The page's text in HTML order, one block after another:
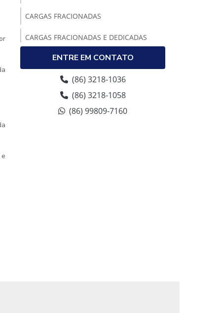
CARGAS FRACIONADAS
CARGAS FRACIONADAS E DEDICADAS
CARGAS FRACIONADAS SP
CARGAS QUIMICAS
CARGAS SECAS EM GERAL
ENTRE EM CONTATO
(86) 3218-1036
(86) 3218-1058
(86) 99809-7160